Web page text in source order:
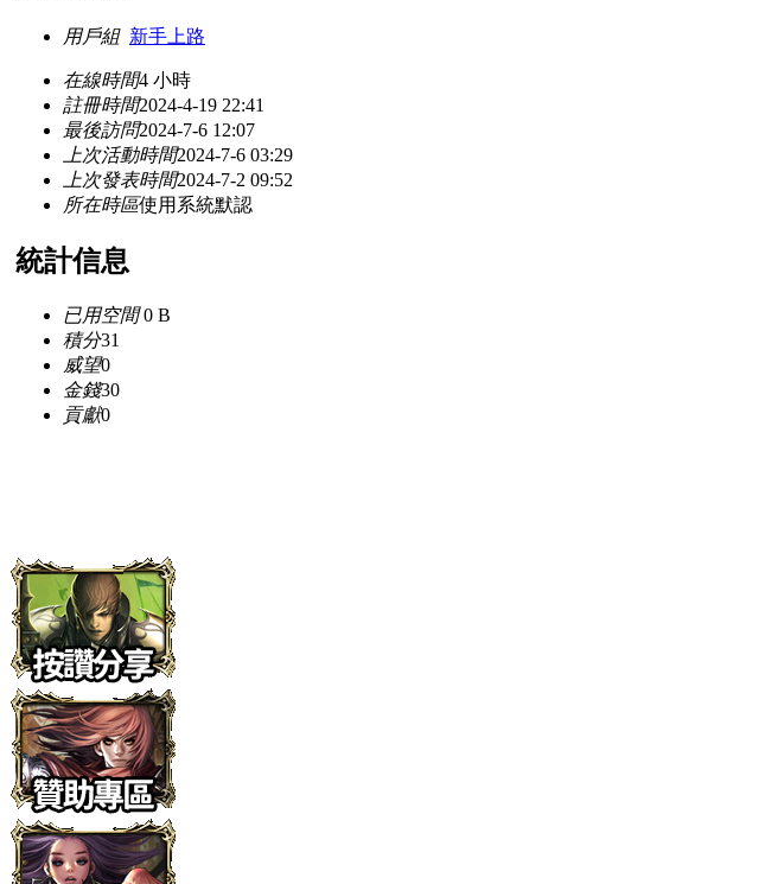
用戶組 新手上路
在線時間4 小時
註冊時間2024-4-19 22:41
最後訪問2024-7-6 12:07
上次活動時間2024-7-6 03:29
上次發表時間2024-7-2 09:52
所在時區使用系統默認
統計信息
已用空間0 B
積分31
威望0
金錢30
貢獻0